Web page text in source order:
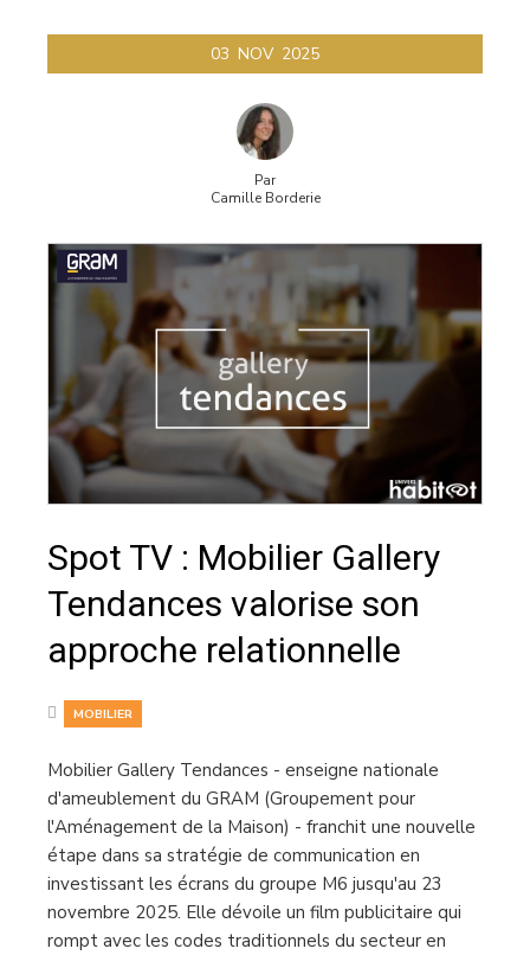
03 NOV 2025
Par
Camille Borderie
Spot TV : Mobilier Gallery
Tendances valorise son
approche relationnelle
MOBILIER
Mobilier Gallery Tendances - enseigne nationale
d'ameublement du GRAM (Groupement pour
l'Aménagement de la Maison) - franchit une nouvelle
étape dans sa stratégie de communication en
investissant les écrans du groupe M6 jusqu'au 23
novembre 2025. Elle dévoile un film publicitaire qui
rompt avec les codes traditionnels du secteur en